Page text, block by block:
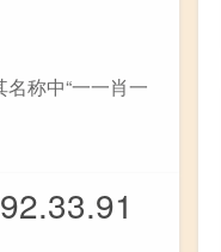
称中“一一肖一